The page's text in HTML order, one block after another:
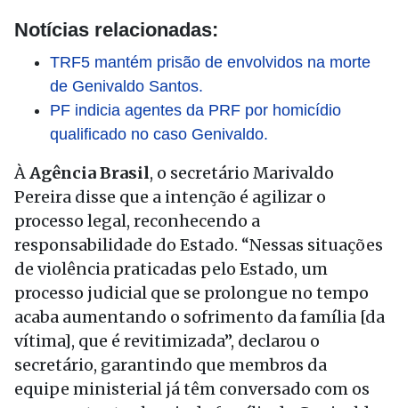
Notícias relacionadas:
TRF5 mantém prisão de envolvidos na morte
de Genivaldo Santos.
PF indicia agentes da PRF por homicídio
qualificado no caso Genivaldo.
ÀAgência Brasil, o secretário Marivaldo
Pereira disse que a intenção é agilizar o
processo legal, reconhecendo a
responsabilidade do Estado. “Nessas situações
de violência praticadas pelo Estado, um
processo judicial que se prolongue no tempo
acaba aumentando o sofrimento da família [da
vítima], que é revitimizada”, declarou o
secretário, garantindo que membros da
equipe ministerial já têm conversado com os